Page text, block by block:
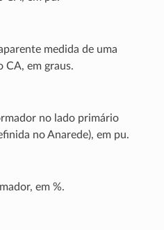
medida de uma
em graus.
no lado primário
no Anarede), em pu.
em %.